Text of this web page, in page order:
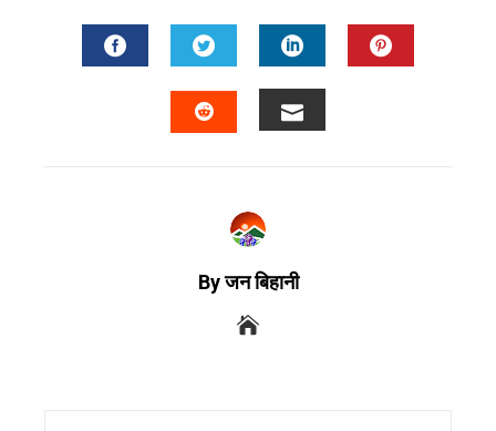
By जन बिहानी